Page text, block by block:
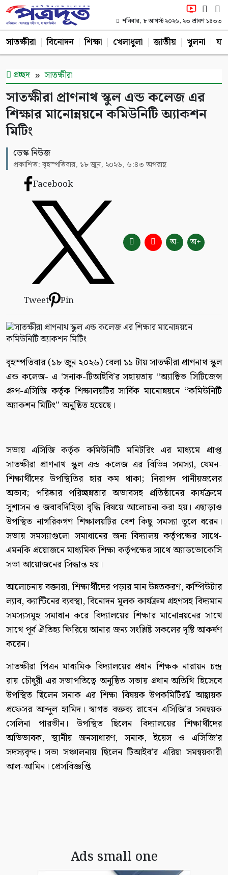
শনিবার, ৮ আগস্ট ২০২৬, ২৩ শ্রাবণ ১৪৩৩
সাতক্ষীরা বিনোদন শিক্ষা খেলাধুলা জাতীয় খুলনা
প্রচ্ছদ সাতক্ষীরা
সাতক্ষীরা প্রাণনাথ স্কুল এন্ড কলেজ এর
শিক্ষার মানোন্নয়নে কমিউনিটি অ্যাকশন
মিটিং
ডেস্ক নিউজ
প্রকাশিত: বৃহস্পতিবার, ১৮ জুন, ২০২৬, ৬:৪৩ অপরাহ্ণ
Facebook
Tweet Pin
অ- অ+
বৃহস্পতিবার (১৮ জুন ২০২৬) বেলা ১১ টায় সাতক্ষীরা প্রাণনাথ স্কুল
এন্ড কলেজ- এ ‘সনাক-টিআইবি’র সহায়তায় ‘‘অ্যাক্টিভ সিটিজেন্স
গ্রুপ-এসিজি কর্তৃক শিক্ষালয়টির সার্বিক মানোন্নয়নে ‘‘কমিউনিটি
অ্যাকশন মিটিং’’ অনুষ্ঠিত হয়েছে।
সভায় এসিজি কর্তৃক কমিউনিটি মনিটরিং এর মাধ্যমে প্রাপ্ত
সাতক্ষীরা প্রাণনাথ স্কুল এন্ড কলেজ এর বিভিন্ন সমস্যা, যেমন-
শিক্ষার্থীদের উপস্থিতির হার কম থাকা; নিরাপদ পানীয়জলের
অভাব; পরিষ্কার পরিচ্ছন্নতার অভাবসহ প্রতিষ্ঠানের কার্যক্রমে
সুশাসন ও জবাবদিহিতা বৃদ্ধি বিষয়ে আলোচনা করা হয়। এছাড়াও
উপস্থিত নাগরিকগণ শিক্ষালয়টির বেশ কিছু সমস্যা তুলে ধরেন।
সভায় সমস্যাগুলো সমাধানের জন্য বিদ্যালয় কর্তৃপক্ষের সাথে-
এমনকি প্রয়োজনে মাধ্যমিক শিক্ষা কর্তৃপক্ষের সাথে অ্যাডভোকেসি
সভা আয়োজনের সিদ্ধান্ত হয়।
আলোচনায় বক্তারা, শিক্ষার্থীদের পড়ার মান উন্নতকরণ, কম্পিউটার
ল্যাব, ক্যান্টিনের ব্যবস্থা, বিনোদন মূলক কার্যক্রম গ্রহণসহ বিদ্যমান
সমস্যসমূহ সমাধান করে বিদ্যালয়ের শিক্ষার মানোন্নয়নের সাথে
সাথে পূর্ব ঐতিহ্য ফিরিয়ে আনার জন্য সংশ্লিষ্ট সকলের দৃৃষ্টি আকর্ষণ
করেন।
সাতক্ষীরা পিএন মাধ্যমিক বিদ্যালয়ের প্রধান শিক্ষক নারায়ন চন্দ্র
রায় চৌধুরী এর সভাপতিত্বে অনুষ্ঠিত সভায় প্রধান অতিথি হিসেবে
উপস্থিত ছিলেন সনাক এর শিক্ষা বিষয়ক উপকমিটির¥ আহ্বায়ক
প্রফেসর আব্দুল হামিদ। স্বাগত বক্তব্য রাখেন এসিজি’র সমন্বয়ক
সেলিনা পারভীন। উপস্থিত ছিলেন বিদ্যালয়ের শিক্ষার্থীদের
অভিভাবক, স্থানীয় জনসাধারণ, সনাক, ইয়েস ও এসিজি’র
সদস্যবৃন্দ। সভা সঞ্চালনায় ছিলেন টিআইব’র এরিয়া সমন্বয়কারী
আল-আমিন। প্রেসবিজ্ঞপ্তি
Ads small one